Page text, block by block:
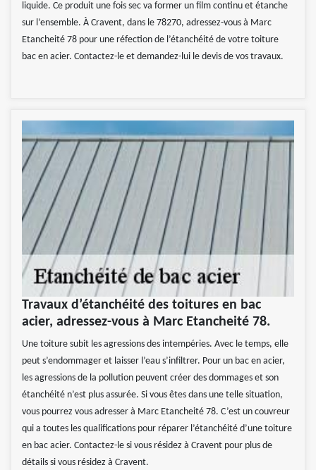
liquide. Ce produit une fois sec va former un film continu et étanche
sur l’ensemble. À Cravent, dans le 78270, adressez-vous à Marc
Etancheité 78 pour une réfection de l’étanchéité de votre toiture
bac en acier. Contactez-le et demandez-lui le devis de vos travaux.
Travaux d’étanchéité des toitures en bac
acier, adressez-vous à Marc Etancheité 78.
Une toiture subit les agressions des intempéries. Avec le temps, elle
peut s’endommager et laisser l’eau s’infiltrer. Pour un bac en acier,
les agressions de la pollution peuvent créer des dommages et son
étanchéité n’est plus assurée. Si vous êtes dans une telle situation,
vous pourrez vous adresser à Marc Etancheité 78. C’est un couvreur
qui a toutes les qualifications pour réparer l’étanchéité d’une toiture
en bac acier. Contactez-le si vous résidez à Cravent pour plus de
détails si vous résidez à Cravent.